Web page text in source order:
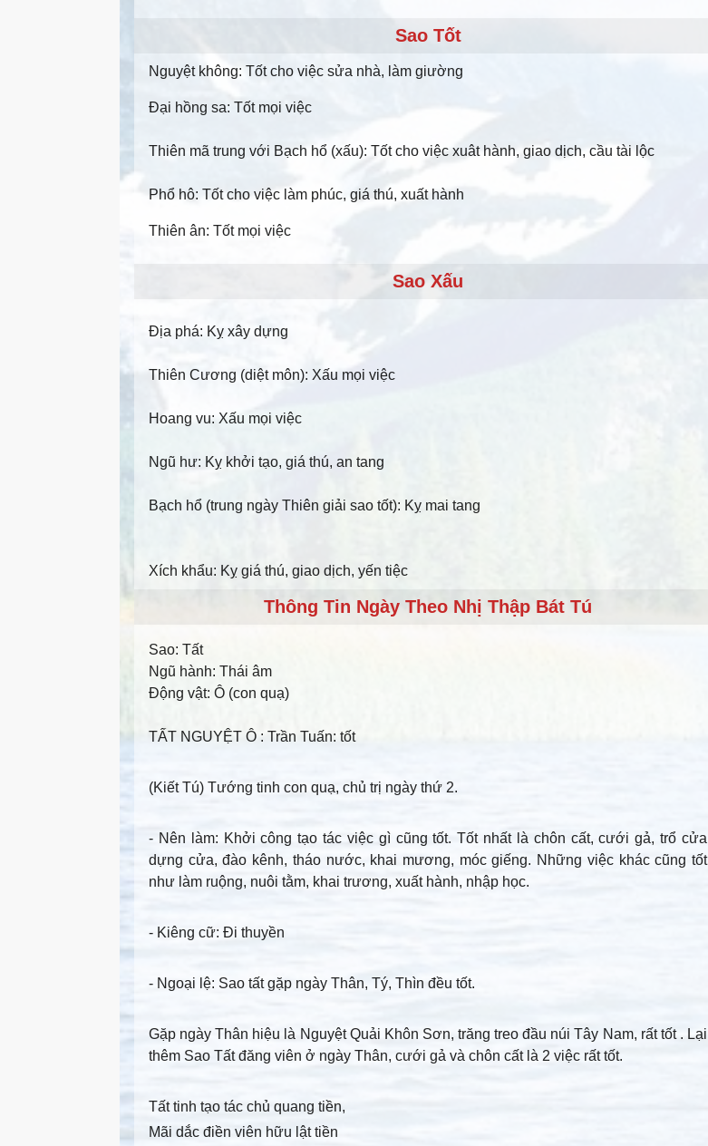
Sao Tốt
Nguyệt không: Tốt cho việc sửa nhà, làm giường
Đại hồng sa: Tốt mọi việc
Thiên mã trung với Bạch hổ (xấu): Tốt cho việc xuât hành, giao dịch, cầu tài lộc
Phổ hô: Tốt cho việc làm phúc, giá thú, xuất hành
Thiên ân: Tốt mọi việc
Sao Xấu
Địa phá: Kỵ xây dựng
Thiên Cương (diệt môn): Xấu mọi việc
Hoang vu: Xấu mọi việc
Ngũ hư: Kỵ khởi tạo, giá thú, an tang
Bạch hổ (trung ngày Thiên giải sao tốt): Kỵ mai tang
Xích khẩu: Kỵ giá thú, giao dịch, yến tiệc
Thông Tin Ngày Theo Nhị Thập Bát Tú
Sao: Tất
Ngũ hành: Thái âm
Động vật: Ô (con quạ)
TẤT NGUYỆT Ô : Trần Tuấn: tốt
(Kiết Tú) Tướng tinh con quạ, chủ trị ngày thứ 2.
- Nên làm: Khởi công tạo tác việc gì cũng tốt. Tốt nhất là chôn cất, cưới gả, trổ cửa
dựng cửa, đào kênh, tháo nước, khai mương, móc giếng. Những việc khác cũng tốt
như làm ruộng, nuôi tằm, khai trương, xuất hành, nhập học.
- Kiêng cữ: Đi thuyền
- Ngoại lệ: Sao tất gặp ngày Thân, Tý, Thìn đều tốt.
Gặp ngày Thân hiệu là Nguyệt Quải Khôn Sơn, trăng treo đầu núi Tây Nam, rất tốt . Lại
thêm Sao Tất đăng viên ở ngày Thân, cưới gả và chôn cất là 2 việc rất tốt.
Tất tinh tạo tác chủ quang tiền,
Mãi dắc điền viên hữu lật tiền